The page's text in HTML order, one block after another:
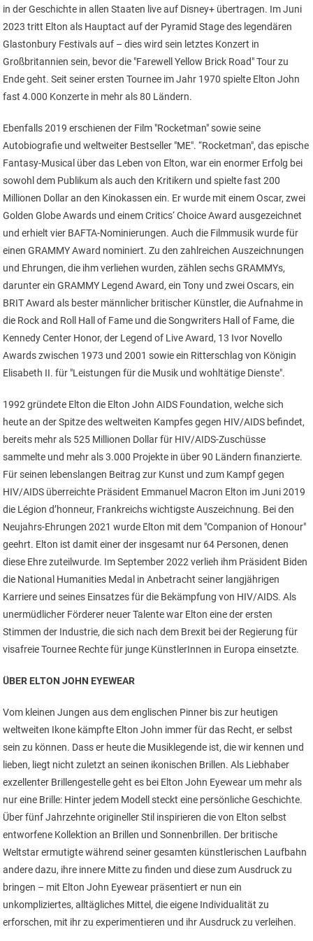
in der Geschichte in allen Staaten live auf Disney+ übertragen. Im Juni
2023 tritt Elton als Hauptact auf der Pyramid Stage des legendären
Glastonbury Festivals auf – dies wird sein letztes Konzert in
Großbritannien sein, bevor die "Farewell Yellow Brick Road" Tour zu
Ende geht. Seit seiner ersten Tournee im Jahr 1970 spielte Elton John
fast 4.000 Konzerte in mehr als 80 Ländern.
Ebenfalls 2019 erschienen der Film "Rocketman" sowie seine
Autobiografie und weltweiter Bestseller "ME". “Rocketman", das epische
Fantasy-Musical über das Leben von Elton, war ein enormer Erfolg bei
sowohl dem Publikum als auch den Kritikern und spielte fast 200
Millionen Dollar an den Kinokassen ein. Er wurde mit einem Oscar, zwei
Golden Globe Awards und einem Critics‘ Choice Award ausgezeichnet
und erhielt vier BAFTA-Nominierungen. Auch die Filmmusik wurde für
einen GRAMMY Award nominiert. Zu den zahlreichen Auszeichnungen
und Ehrungen, die ihm verliehen wurden, zählen sechs GRAMMYs,
darunter ein GRAMMY Legend Award, ein Tony und zwei Oscars, ein
BRIT Award als bester männlicher britischer Künstler, die Aufnahme in
die Rock and Roll Hall of Fame und die Songwriters Hall of Fame, die
Kennedy Center Honor, der Legend of Live Award, 13 Ivor Novello
Awards zwischen 1973 und 2001 sowie ein Ritterschlag von Königin
Elisabeth II. für "Leistungen für die Musik und wohltätige Dienste".
1992 gründete Elton die Elton John AIDS Foundation, welche sich
heute an der Spitze des weltweiten Kampfes gegen HIV/AIDS befindet,
bereits mehr als 525 Millionen Dollar für HIV/AIDS-Zuschüsse
sammelte und mehr als 3.000 Projekte in über 90 Ländern finanzierte.
Für seinen lebenslangen Beitrag zur Kunst und zum Kampf gegen
HIV/AIDS überreichte Präsident Emmanuel Macron Elton im Juni 2019
die Légion d’honneur, Frankreichs wichtigste Auszeichnung. Bei den
Neujahrs-Ehrungen 2021 wurde Elton mit dem "Companion of Honour"
geehrt. Elton ist damit einer der insgesamt nur 64 Personen, denen
diese Ehre zuteilwurde. Im September 2022 verlieh ihm Präsident Biden
die National Humanities Medal in Anbetracht seiner langjährigen
Karriere und seines Einsatzes für die Bekämpfung von HIV/AIDS. Als
unermüdlicher Förderer neuer Talente war Elton eine der ersten
Stimmen der Industrie, die sich nach dem Brexit bei der Regierung für
visafreie Tournee Rechte für junge KünstlerInnen in Europa einsetzte.
ÜBER ELTON JOHN EYEWEAR
Vom kleinen Jungen aus dem englischen Pinner bis zur heutigen
weltweiten Ikone kämpfte Elton John immer für das Recht, er selbst
sein zu können. Dass er heute die Musiklegende ist, die wir kennen und
lieben, liegt nicht zuletzt an seinen ikonischen Brillen. Als Liebhaber
exzellenter Brillengestelle geht es bei Elton John Eyewear um mehr als
nur eine Brille: Hinter jedem Modell steckt eine persönliche Geschichte.
Über fünf Jahrzehnte origineller Stil inspirieren die von Elton selbst
entworfene Kollektion an Brillen und Sonnenbrillen. Der britische
Weltstar ermutigte während seiner gesamten künstlerischen Laufbahn
andere dazu, ihre innere Mitte zu finden und diese zum Ausdruck zu
bringen – mit Elton John Eyewear präsentiert er nun ein
unkompliziertes, alltägliches Mittel, die eigene Individualität zu
erforschen, mit ihr zu experimentieren und ihr Ausdruck zu verleihen.